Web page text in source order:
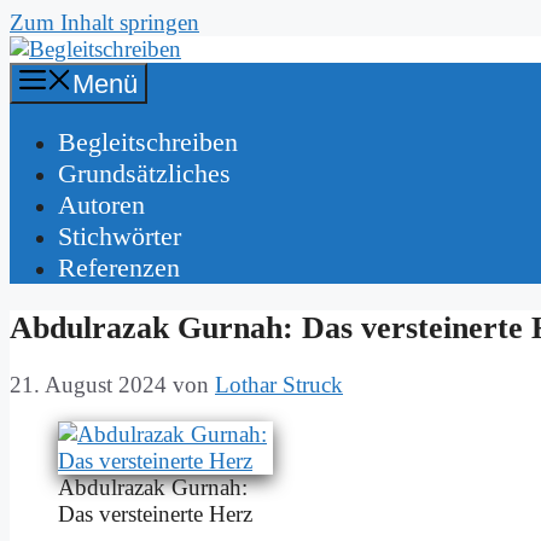
Zum Inhalt springen
Menü
Be­gleit­schrei­ben
Grund­sätz­li­ches
Au­toren
Stich­wör­ter
Re­fe­ren­zen
Ab­dul­razak Gur­nah: Das ver­stei­ner­te
21. August 2024 von Lothar Struck
Ab­dul­razak Gur­nah:
Das ver­stei­ner­te Herz